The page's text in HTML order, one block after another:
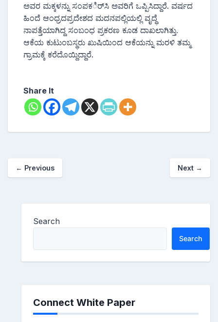
ಅವರ ಮಕ್ಕಳನ್ನು ಸಂಪಕರ್ಿಸಿ ಅವರಿಗೆ ಒಪ್ಪಿಸಿದ್ದಾರೆ. ವರ್ಷದ
ಹಿಂದೆ ಆಂಧ್ರದಪ್ರದೇಶದ ಮದನಪಲ್ಲಿಯಲ್ಲಿ ವೃದ್ಧೆ
ನಾಪತ್ತೆಯಾಗಿದ್ದ ಸಂಬಂಧ ಪ್ರಕರಣ ಕೂಡ ದಾಖಲಾಗಿತ್ತು.
ಆಕೆಯ ಕುಟುಂಬಸ್ಥರು ಖುಷಿಯಿಂದ ಆಕೆಯನ್ನು ಮರಳಿ ತಮ್ಮ
ಗ್ರಾಮಕ್ಕೆ ಕರೆದೊಯ್ದಿದ್ದಾರೆ.
Share It
← Previous Next →
Search
Search
Connect White Paper